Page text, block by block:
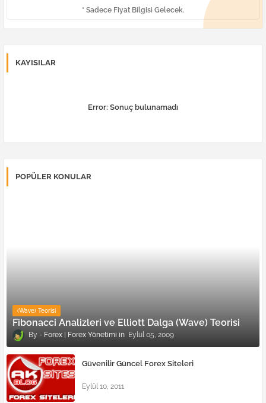
* Sadece Fiyat Bilgisi Gelecek.
KAYISILAR
Error: Sonuç bulunamadı
POPÜLER KONULAR
(Wave) Teorisi
Fibonacci Analizleri ve Elliott Dalga (Wave) Teorisi
Forex | Forex Yönetimi Eylül 05, 2009
Güvenilir Güncel Forex Siteleri
Eylül 10, 2011